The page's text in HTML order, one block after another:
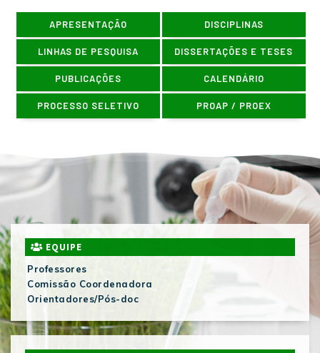
APRESENTAÇÃO DISCIPLINAS
LINHAS DE PESQUISA DISSERTAÇÕES E TESES
PUBLICAÇÕES CALENDÁRIO
PROCESSO SELETIVO PROAP / PROEX
EQUIPE
Professores
Comissão Coordenadora
Orientadores/Pós-doc